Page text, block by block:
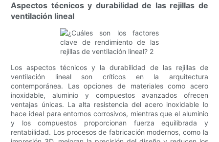
Aspectos técnicos y durabilidad de las rejillas de
ventilación lineal
Los aspectos técnicos y la durabilidad de las rejillas de
ventilación lineal son críticos en la arquitectura
contemporánea. Las opciones de materiales como acero
inoxidable, aluminio y compuestos avanzados ofrecen
ventajas únicas. La alta resistencia del acero inoxidable lo
hace ideal para entornos corrosivos, mientras que el aluminio
y los compuestos proporcionan fuerza equilibrada y
rentabilidad. Los procesos de fabricación modernos, como la